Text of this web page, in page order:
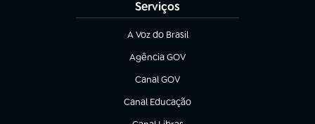
Serviços
A Voz do Brasil
(abre em nova aba)
Agência GOV
(abre em nova aba)
Canal GOV
(abre em nova aba)
Canal Educação
(abre em nova aba)